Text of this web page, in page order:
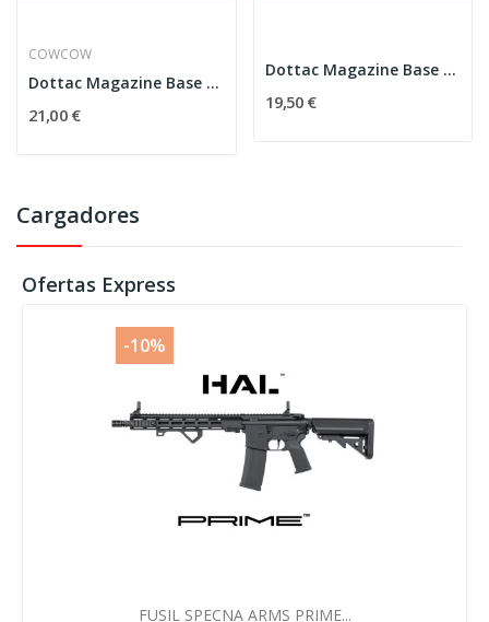
Cargadores
Ofertas Express
Vista rápida
FUSIL SPECNA ARMS PRIME...
-10%
COWCOW
Dottac Magazine Base - Rainbow COWCOW
21,00 €
Dottac Magazine Base - Black COWCOW
19,50 €